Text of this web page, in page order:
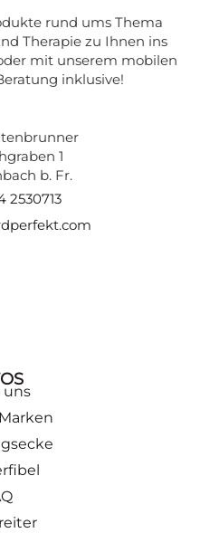
hält:
finden Sie in
rund ums Thema
Therapie zu Ihnen ins
mit unserem mobilen
inklusive!
1
b. Fr.
2530713
uns